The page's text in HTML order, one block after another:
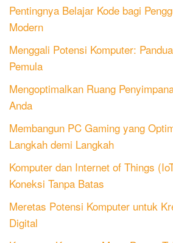
Pentingnya Belajar Kode bagi
Modern
Menggali Potensi Komputer:
Pemula
Mengoptimalkan Ruang
Anda
Membangun PC Gaming yang
Langkah demi Langkah
Komputer dan Internet of Things
Koneksi Tanpa Batas
Meretas Potensi Komputer untuk
Digital